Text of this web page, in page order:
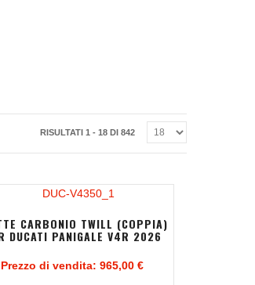
RISULTATI 1 - 18 DI 842
CARBONIO TWILL (COPPIA)
DUCATI PANIGALE V4R 2026
Prezzo di vendita:965,00 €